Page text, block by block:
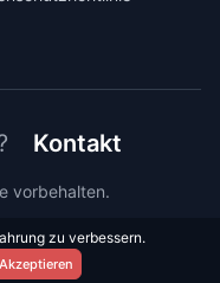
Kontakt
vorbehalten.
zu verbessern.
Akzeptieren